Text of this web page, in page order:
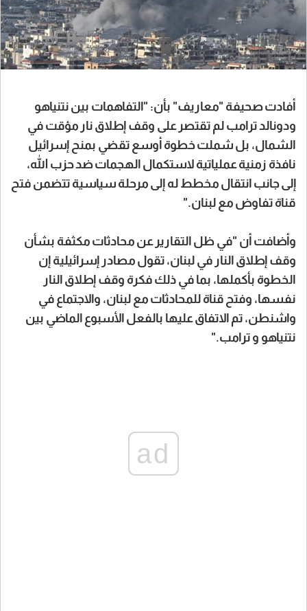
أفادت صحيفة "معاريف" بأن: "التفاهمات بين نتنياهو
ودونالد ترامب لم تقتصر على وقف إطلاق نار مؤقت في
الشمال، بل شملت خطوة أوسع تقضي بمنح إسرائيل
نافذة زمنية عملياتية لاستكمال الهجمات ضد حزب الله،
إلى جانب انتقال مخطط له إلى مرحلة سياسية تتضمن فتح
قناة تفاوض مع لبنان."
وأضافت أن "في ظل التقارير عن محادثات مكثفة بشأن
وقف إطلاق النار في لبنان، تقول مصادر إسرائيلية إن
الخطوة بأكملها، بما في ذلك فكرة وقف إطلاق النار
نفسها، وفتح قناة للمحادثات مع لبنان، والاجتماع في
واشنطن، تم الاتفاق عليها بالفعل الأسبوع الماضي بين
نتنياهو و ترامب."
ad